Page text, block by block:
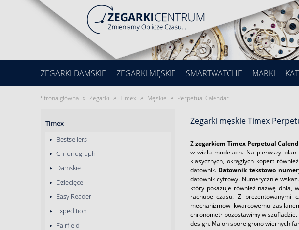
ZEGARKI DAMSKIE ZEGARKI MĘSKIE SMARTWATCHE MARKI
Strona główna » Zegarki » Timex » Męskie » Perpetual Calendar
Timex
Bestsellers
Chronograph
Damskie
Dziecięce
Easy Reader
Expedition
Fairfield
Zegarki męskie Timex
Zzegarkiem Timex Perpetual
w wielu modelach. Na pierwszy
klasycznych, okrągłych kopert
datownik. Datownik tekstowo
datownik cyfrowy. Numerycznie
który pokazuje również nazwę dnia,
rachubę czasu. Z prezentowanymi
mechanizmowi kwarcowemu
chronometr pozostawimy w szufladzie.
design. Ma on spore grono wiernych